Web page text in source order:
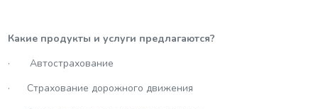
Какие продукты и услуги предлагаются?
· Автострахование
· Страхование дорожного движения